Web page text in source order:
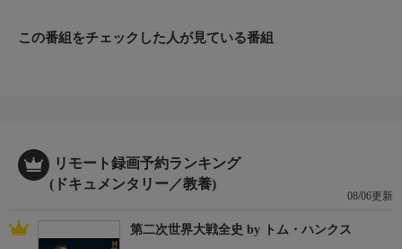
この番組をチェックした人が見ている番組
リモート録画予約ランキング
(ドキュメンタリー／教養)
08/06更新
第二次世界大戦全史 by トム・ハンクス